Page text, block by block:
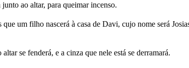
ao altar, para queimar incenso.
um filho nascerá à casa de Davi, cujo nome será
se fenderá, e a cinza que nele está se derramará.